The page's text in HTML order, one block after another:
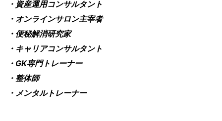
・資産運用コンサルタント
・オンラインサロン主宰者
・便秘解消研究家
・キャリアコンサルタント
・GK専門トレーナー
・整体師
・メンタルトレーナー